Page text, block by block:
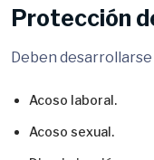
Protección
Deben
Acoso laboral.
Acoso sexual.